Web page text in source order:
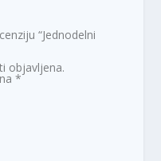
“Jednodelni
objavljena.
*